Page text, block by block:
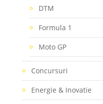
DTM
Formula 1
Moto GP
Concursuri
Energie & Inovatie